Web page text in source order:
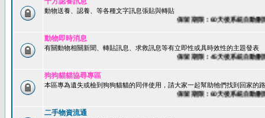
動物送養、認養、等各種文字訊息張貼與轉貼
保留期限：60天後系統自動刪除
動物即時消息
有關動物相關新聞、轉貼訊息、求救訊息等有立即性或具時效性的主題發表
保留期限：45天後系統自動刪除
狗狗貓貓協尋專區
本區專為遺失或檢到狗狗貓貓的同伴使用，請大家一起幫助牠們找到回家的
保留期限：60天後系統自動刪除
二手物資流通